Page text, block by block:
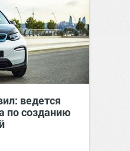
ведется
по созданию